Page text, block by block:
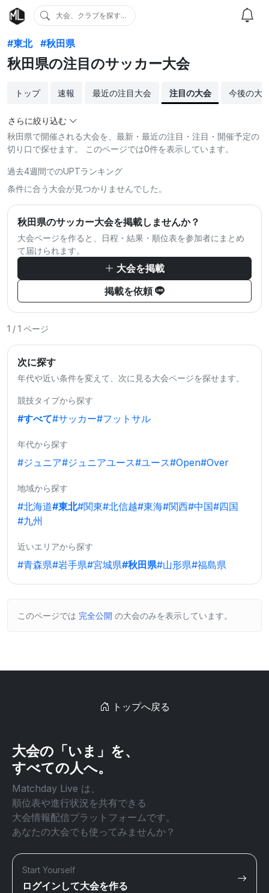
大会、クラブを探す...
#東北 #秋田県
秋田県の注目のサッカー大会
トップ 速報 最近の注目大会 注目の大会 今後の大
さらに絞り込む
秋田県で開催される大会を、最新・最近の注目・注目・開催予定の
切り口で探せます。 このページでは0件を表示しています。
過去4週間でのUPTランキング
条件に合う大会が見つかりませんでした。
秋田県のサッカー大会を掲載しませんか？
大会ページを作ると、日程・結果・順位表を参加者にまとめ
て届けられます。
大会を掲載
掲載を依頼
1 / 1 ページ
次に探す
年代や近い条件を変えて、次に見る大会ページを探せます。
競技タイプから探す
#すべて#サッカー#フットサル
年代から探す
#ジュニア#ジュニアユース#ユース#Open#Over
地域から探す
#北海道#東北#関東#北信越#東海#関西#中国#四国
#九州
近いエリアから探す
#青森県#岩手県#宮城県#秋田県#山形県#福島県
このページでは 完全公開 の大会のみを表示しています。
トップへ戻る
大会の「いま」を、
すべての人へ。
Matchday Live は、
順位表や進行状況を共有できる
大会情報配信プラットフォームです。
あなたの大会でも使ってみませんか？
Start Yourself
ログインして大会を作る